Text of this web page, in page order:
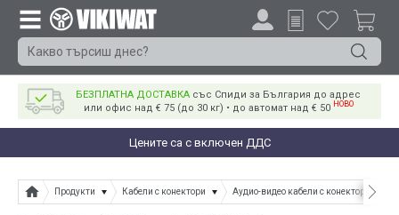
БЕЗПЛАТНА ДОСТАВКА със Спиди за България до адрес
или офис над € 75 (до 30 кг) • до автомат над € 50 НОВО
Цените са с включен ДДС
Продукти Кабели с конектори Аудио-видео кабели с конектори